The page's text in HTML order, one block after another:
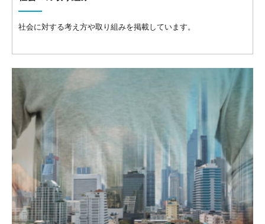
社会に対する考え方や取り組みを掲載しています。